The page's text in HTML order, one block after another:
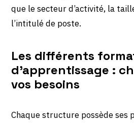
que le secteur d’activité, la
l’intitulé de poste.
Les différents
d’apprentissage :
vos besoins
Chaque structure possède ses